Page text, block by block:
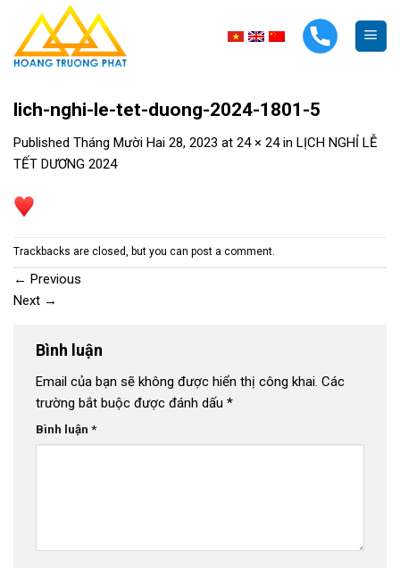
content
lich-nghi-le-tet-duong-2024-1801-5
Published Tháng Mười Hai 28, 2023 at 24 × 24in LỊCH NGHỈ LỄ
TẾT DƯƠNG 2024
Trackbacks are closed, but you can post a comment
← Previous
Next →
Bình luận
Email của bạn sẽ không được hiển thị công khai. Các
trường bắt buộc được đánh dấu *
Bình luận *